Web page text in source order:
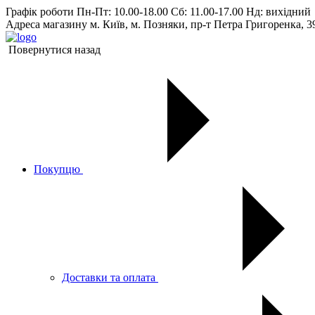
Графік роботи Пн-Пт: 10.00-18.00 Сб: 11.00-17.00 Нд: вихiдний
Адреса магазину м. Київ, м. Позняки, пр-т Петра Григоренка,
Повернутися назад
Покупцю
Доставки та оплата